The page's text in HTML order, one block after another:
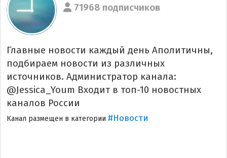
71968 подписчиков
Главные новости каждый день Аполитичны,
подбираем новости из различных
источников. Администратор канала:
@Jessica_Youm Входит в топ-10 новостных
каналов России
Канал размещен в категории #Новости